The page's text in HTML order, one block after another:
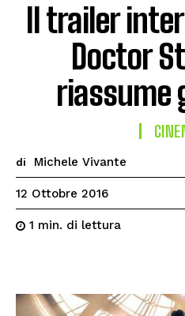
Il trailer
Doctor
riassume
di Michele Vivante
12 Ottobre 2016
1 min. di lettura